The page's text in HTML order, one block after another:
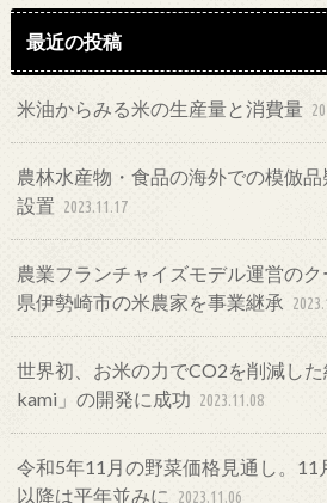
最近の投稿
米油からみる米の生産量と消費量
農林水産物・食品の海外での模倣
設置 2023.11.17
農業フランチャイズモデル運営の
県伊勢崎市の米農家を事業継承
世界初、お米の力でCO2を削減し
kami」の開発に成功 2023.11.08
令和5年11月の野菜価格見通し。11
以降は平年並みに
2023.11.06